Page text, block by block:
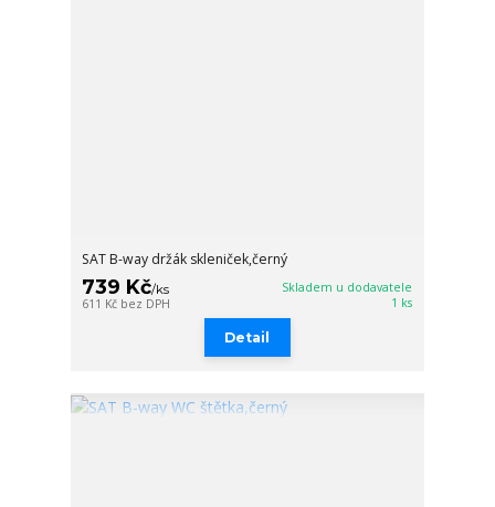
SAT B-way držák skleniček,černý
739 Kč/ks
611 Kč bez DPH
Skladem u dodavatele
1 ks
Detail